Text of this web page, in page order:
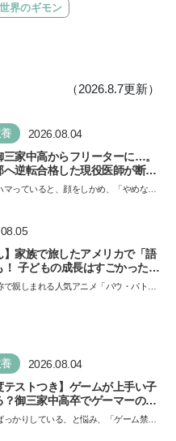
界のギモン
（2026.8.7更新）
2026.08.04
家中高からフリーターに…。
へ逆転合格した現役医師が断言
受験勉強に役立った」そう考
っていると、顔をしかめ、「やめなさ
】家族で旅したアメリカで「語
！ 子どもの成長はすごかった」
映画『パウ・パトロール ザ・ダ
』ではあきらめなければ何でも
知ってほしい
で親しまれる人気アニメ「パウ・パトロ
2026.08.04
テストつき】ゲームが上手い子
？御三家中高卒でゲーマーの医
んが教えるゲームしながら受験
ソッド
っかりしている、と悩み、「ゲーム禁